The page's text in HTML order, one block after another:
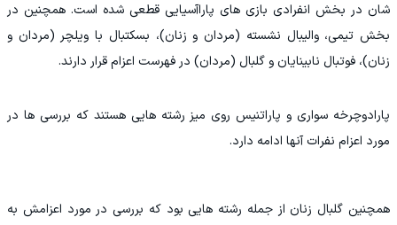
شان در بخش انفرادی بازی های پاراآسیایی قطعی شده است. همچنین در
بخش تیمی، والیبال نشسته (مردان و زنان)، بسکتبال با ویلچر (مردان و
زنان)، فوتبال نابینایان و گلبال (مردان) در فهرست اعزام قرار دارند.
پارادوچرخه سواری و پاراتنیس روی میز رشته هایی هستند که بررسی ها در
مورد اعزام نفرات آنها ادامه دارد.
همچنین گلبال زنان از جمله رشته هایی بود که بررسی در مورد اعزامش به